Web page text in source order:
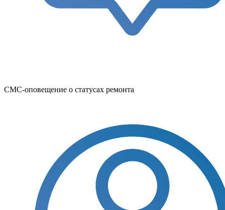
СМС-оповещение о статусах ремонта